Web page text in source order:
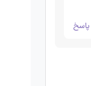
پاسخ